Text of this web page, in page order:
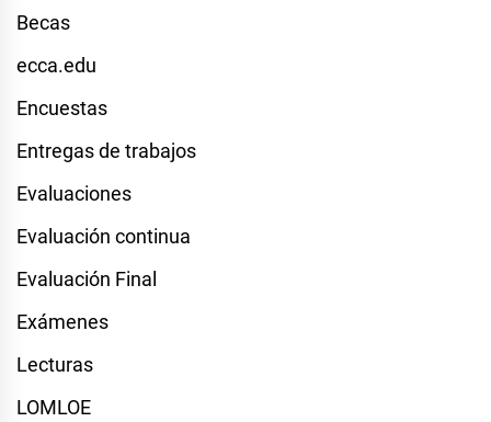
Becas
ecca.edu
Encuestas
Entregas de trabajos
Evaluaciones
Evaluación continua
Evaluación Final
Exámenes
Lecturas
LOMLOE